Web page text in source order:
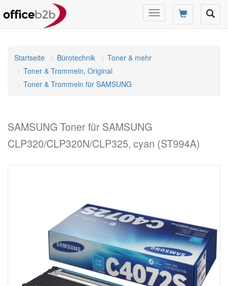
Navigation
umschalten
Startseite Bürotechnik
Toner & mehr
Toner & Trommeln, Original
Toner & Trommeln für SAMSUNG
SAMSUNG Toner für SAMSUNG
CLP320/CLP320N/CLP325, cyan (ST994A)